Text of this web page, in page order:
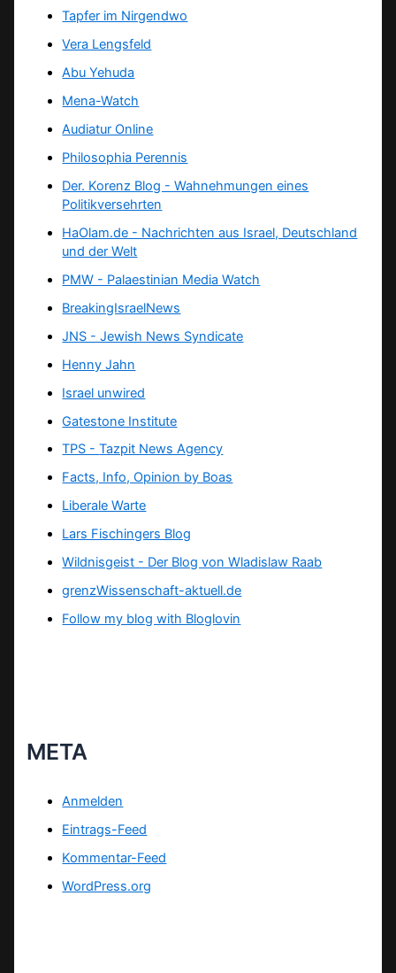
Tapfer im Nirgendwo
Vera Lengsfeld
Abu Yehuda
Mena-Watch
Audiatur Online
Philosophia Perennis
Der. Korenz Blog - Wahnehmungen eines
Politikversehrten
HaOlam.de - Nachrichten aus Israel, Deutschland
und der Welt
PMW - Palaestinian Media Watch
BreakingIsraelNews
JNS - Jewish News Syndicate
Henny Jahn
Israel unwired
Gatestone Institute
TPS -Tazpit News Agency
Facts, Info, Opinion by Boas
Liberale Warte
Lars Fischingers Blog
Wildnisgeist - Der Blog von Wladislaw Raab
grenzWissenschaft-aktuell.de
Follow my blog with Bloglovin
META
Anmelden
Eintrags-Feed
Kommentar-Feed
WordPress.org